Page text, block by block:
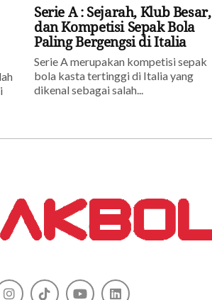
Serie A : Sejarah, Klub Besar,
dan Kompetisi Sepak Bola
Paling Bergengsi di Italia
Serie A merupakan kompetisi sepak
bola kasta tertinggi di Italia yang
dikenal sebagai salah...